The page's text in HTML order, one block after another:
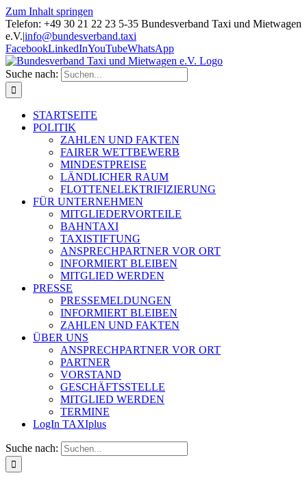
Zum Inhalt springen
Telefon: +49 30 21 22 23 5-35 Bundesverband Taxi und Mietwagen
e.V.|info@bundesverband.taxi
FacebookLinkedInYouTubeWhatsApp
Suche nach:
STARTSEITE
POLITIK
ZAHLEN UND FAKTEN
FAIRER WETTBEWERB
MINDESTPREISE
LÄNDLICHER RAUM
FLOTTENELEKTRIFIZIERUNG
FÜR UNTERNEHMEN
MITGLIEDERVORTEILE
BAHNTAXI
TAXISTIFTUNG
ANSPRECHPARTNER VOR ORT
INFORMIERT BLEIBEN
MITGLIED WERDEN
PRESSE
PRESSEMELDUNGEN
INFORMIERT BLEIBEN
ZAHLEN UND FAKTEN
ÜBER UNS
ANSPRECHPARTNER VOR ORT
PARTNER
VORSTAND
GESCHÄFTSSTELLE
MITGLIED WERDEN
TERMINE
LogIn TAXIplus
Suche nach: